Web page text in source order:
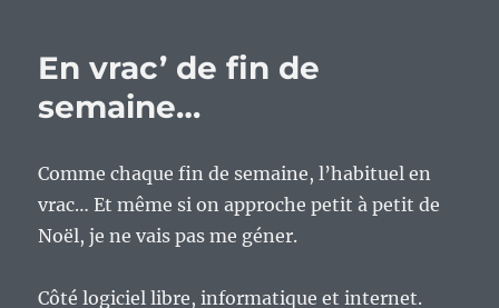
fin
En vrac’ de fin de
semaine…
Comme chaque fin de semaine, l’habituel en
vrac… Et même si on approche petit à petit de
Noël, je ne vais pas me géner.
Côté logiciel libre, informatique et internet.